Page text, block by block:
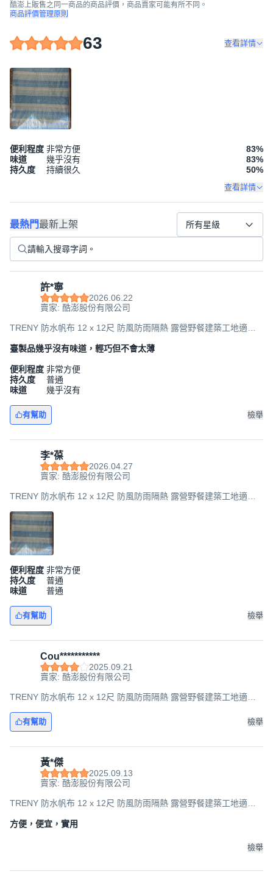
酷澎上販售之同一商品的商品評價，商品賣家可能有所不同。
商品評價管理原則
63 查看詳情
便利程度 非常方便 83%
味道
幾乎沒有 83%
持久度
持續很久 50%
查看詳情
最熱門最新上架 所有星級
許*寧
2026.06.22
賣家: 酷澎股份有限公司
TRENY 防水帆布 12 x 12尺 防風防雨隔熱 露營野餐建築工地適用,
臺製品幾乎沒有味道，輕巧但不會太薄
便利程度 非常方便
持久度
普通
味道
幾乎沒有
有幫助 檢舉
李*葆
2026.04.27
賣家: 酷澎股份有限公司
TRENY 防水帆布 12 x 12尺 防風防雨隔熱 露營野餐建築工地適用,
便利程度 非常方便
持久度
普通
味道
普通
有幫助 檢舉
Cou***********
2025.09.21
賣家: 酷澎股份有限公司
TRENY 防水帆布 12 x 12尺 防風防雨隔熱 露營野餐建築工地適用,
有幫助 檢舉
黃*傑
2025.09.13
賣家: 酷澎股份有限公司
TRENY 防水帆布 12 x 12尺 防風防雨隔熱 露營野餐建築工地適用,
方便，便宜，實用
檢舉